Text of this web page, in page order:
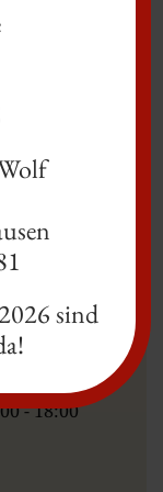
Büren
- 18:00
18:00
- 18:00
sind